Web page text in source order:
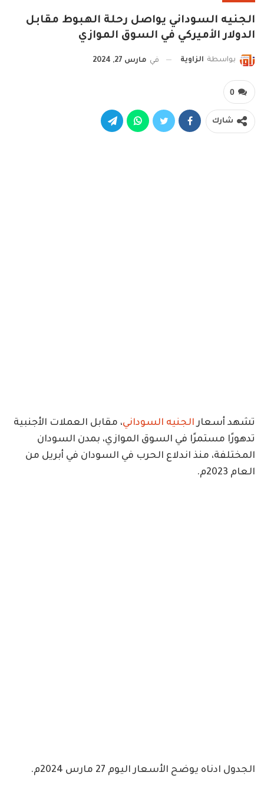
الجنيه السوداني يواصل رحلة الهبوط مقابل
الدولار الأميركي في السوق الموازي
بواسطة الزاوية في مارس 27, 2024
0
شارك
تشهد أسعارالجنيه السوداني، مقابل العملات الأجنبية
تدهورًا مستمرًا في السوق الموازي، بمدن السودان
المختلفة، منذ اندلاع الحرب في السودان في أبريل من
العام 2023م.
الجدول ادناه يوضح الأسعار اليوم 27 مارس 2024م.